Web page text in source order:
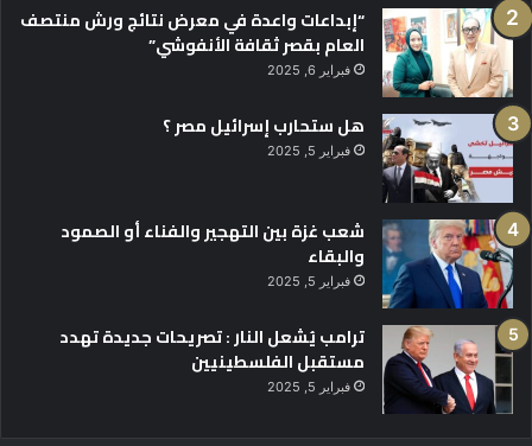
“إبداعات واعدة في معرض نتائج ورش منتصف
العام بقصر ثقافة الأنفوشي”
فبراير 6, 2025
هل ستحارب إسرائيل مصر ؟
فبراير 5, 2025
شعب غزة بين التهجير والفناء أو الصمود
والبقاء
فبراير 5, 2025
ترامب يُشعل النار : تصريحات جديدة تهدد
مستقبل الفلسطينيين
فبراير 5, 2025